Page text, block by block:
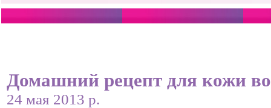
Домашний рецепт для кожи
24 мая 2013 р.